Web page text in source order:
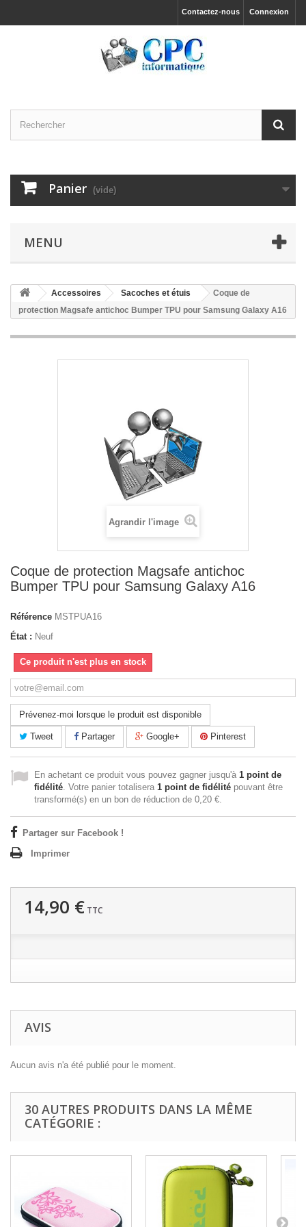
Connexion
Contactez-nous
Panier (vide)
MENU
Accessoires Sacoches et étuis
Coque de
protection Magsafe antichoc Bumper TPU pour Samsung Galaxy A16
Agrandir l'image
Coque de protection Magsafe antichoc
Bumper TPU pour Samsung Galaxy A16
Référence MSTPUA16
État : Neuf
Ce produit n'est plus en stock
Prévenez-moi lorsque le produit est disponible
Tweet Partager Google+ Pinterest
En achetant ce produit vous pouvez gagner jusqu'à 1 point de
fidélité. Votre panier totalisera 1 point de fidélité pouvant être
transformé(s) en un bon de réduction de 0,20 €.
Partager sur Facebook !
Imprimer
14,90 € TTC
AVIS
Aucun avis n'a été publié pour le moment.
30 AUTRES PRODUITS DANS LA MÊME
CATÉGORIE :